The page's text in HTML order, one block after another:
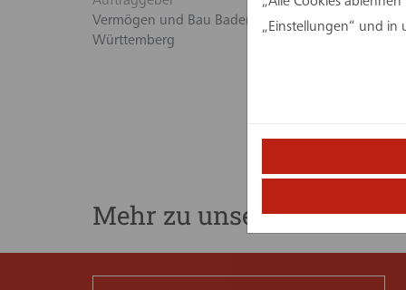
Vermögen und Bau Baden-
Württemberg
Mehr zu unseren
„Einstellungen“ und in